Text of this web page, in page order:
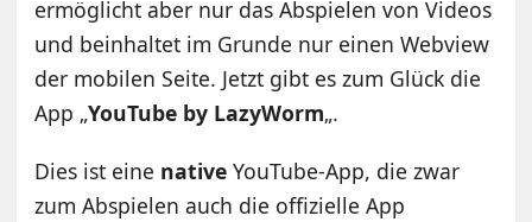
ermöglicht aber nur das Abspielen von Videos
und beinhaltet im Grunde nur einen Webview
der mobilen Seite. Jetzt gibt es zum Glück die
App „YouTube by LazyWorm„.
Dies ist eine nativeYouTube-App, die zwar
zum Abspielen auch die offizielle App